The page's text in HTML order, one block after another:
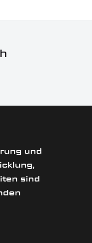
Sie, dass an
und
sind